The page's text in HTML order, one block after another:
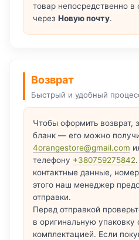
товар непосредственно в
через Новую почту.
Возврат
Быстрый и удобный
Чтобы оформить возврат,
бланк — его можно
4orangestore@gmail.com
телефону +380759275842
контактные данные,
этого наш менеджер
отправки.
Перед отправкой
в оригинальную упаковку
комплектацией. Если